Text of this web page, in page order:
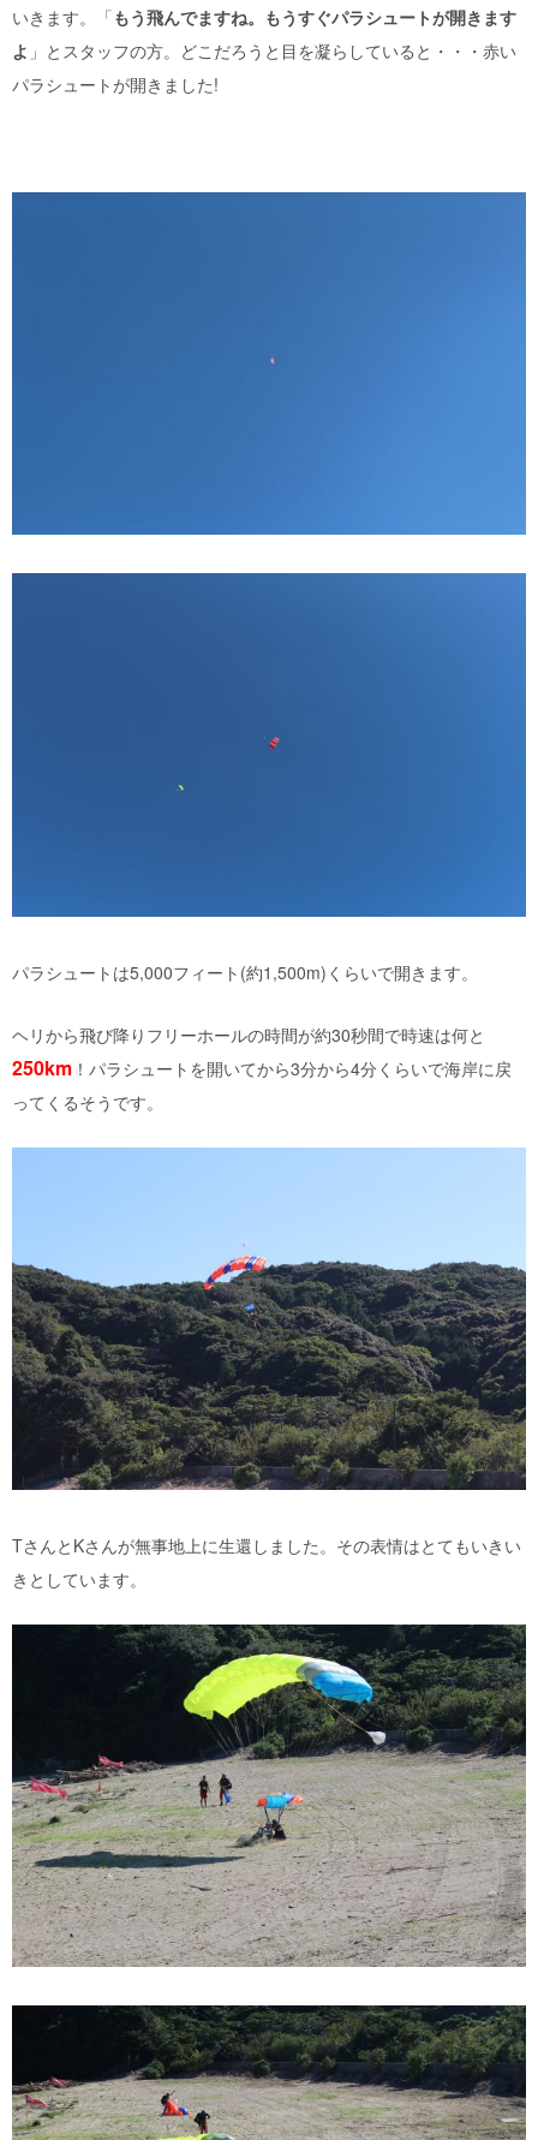
いきます。「もう飛んでますね。もうすぐパラシュートが開きます
よ 」とスタッフの方。どこだろうと目を凝らしていると・・・赤い
パラシュートが開きました!
パラシュートは5,000フィート(約1 ,500m)くらいで開きます。
ヘリから飛び降りフリーホールの時間が約30秒間で時速は何と
250km ！パラシュートを開いてから3分から4分くらいで海岸に戻
ってくるそうです。
Tさんと Kさんが無事地上に生還しました。その表情はとてもいきい
きとしています。